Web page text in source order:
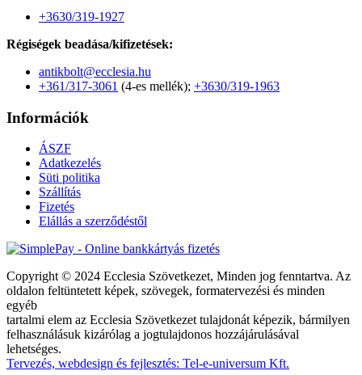
+3630/319-1927
Régiségek beadása/kifizetések:
antikbolt@ecclesia.hu
+361/317-3061 (4-es mellék); +3630/319-1963
Információk
ÁSZF
Adatkezelés
Süti politika
Szállítás
Fizetés
Elállás a szerződéstől
Copyright © 2024 Ecclesia Szövetkezet, Minden jog fenntartva. Az
oldalon feltüntetett képek, szövegek, formatervezési és minden
egyéb
tartalmi elem az Ecclesia Szövetkezet tulajdonát képezik, bármilyen
felhasználásuk kizárólag a jogtulajdonos hozzájárulásával
lehetséges.
Tervezés, webdesign és fejlesztés: Tel-e-universum Kft.